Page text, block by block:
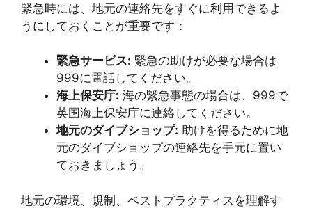
緊急時には、地元の連絡先をすぐに利用できるよ
うにしておくことが重要です：
緊急サービス: 緊急の助けが必要な場合は
999に電話してください。
海上保安庁: 海の緊急事態の場合は、999で
英国海上保安庁に連絡してください。
地元のダイブショップ: 助けを得るために地
元のダイブショップの連絡先を手元に置い
ておきましょう。
地元の環境、規制、ベストプラクティスを理解す